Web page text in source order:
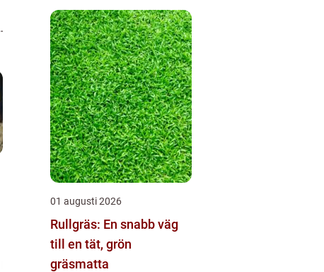
01 augusti 2026
Rullgräs: En snabb väg
till en tät, grön
gräsmatta